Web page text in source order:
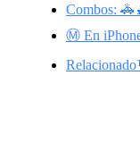
Combos:
Ⓜ️ En